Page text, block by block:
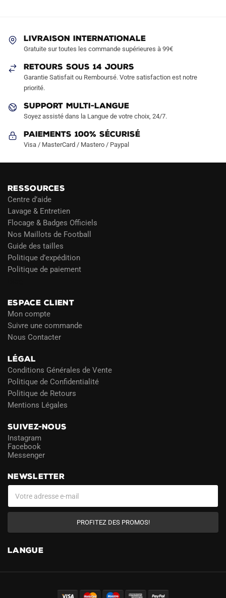
être
choisies
sur
page
produit
la
LIVRAISON INTERNATIONALE
Gratuite sur toutes les commande supérieures à 99€
RETOURS SOUS 14 JOURS
Garantie Satisfait ou Remboursé. Votre satisfaction est notre
priorité.
SUPPORT MULTI-LANGUE
Soyez assisté dans la Langue de votre choix, 24/7.
Paiements 100% Sécurisé
Visa / MasterCard / Mastero / Paypal
RESSOURCES
Centre d’aide
Lavage & Entretien
Flocage & Badges Officiels
Nos Maillots de Football
Guide des tailles
Politique d’expédition
Politique de paiement
ESPACE CLIENT
Mon compte
Suivre une commande
Nous Contacter
LÉGAL
Conditions Générales de Vente
Politique de Confidentialité
Politique de Retours
Mentions Légales
SUIVEZ-NOUS
Instagram
Facebook
Messenger
NEWSLETTER
PROFITEZ DES PROMOS!
LANGUE